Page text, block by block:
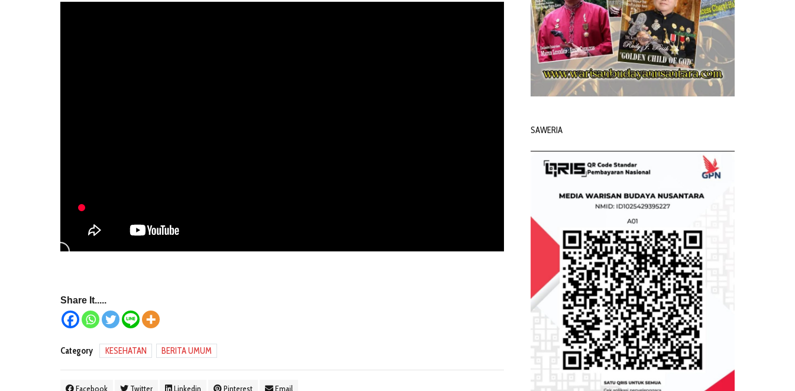
Share It.....
Category KESEHATAN BERITA UMUM
Facebook Twitter Linkedin Pinterest Email
SAWERIA